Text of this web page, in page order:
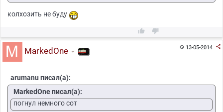
колхозить не буду
 
13-05-2014 
MarkedOne
arumanu писал(а):
MarkedOne писал(а):
погнул немного сот